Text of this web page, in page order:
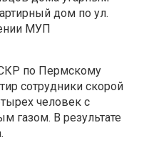
дом по ул.
МУП
по Пермскому
сотрудники скорой
человек с
газом. В результате